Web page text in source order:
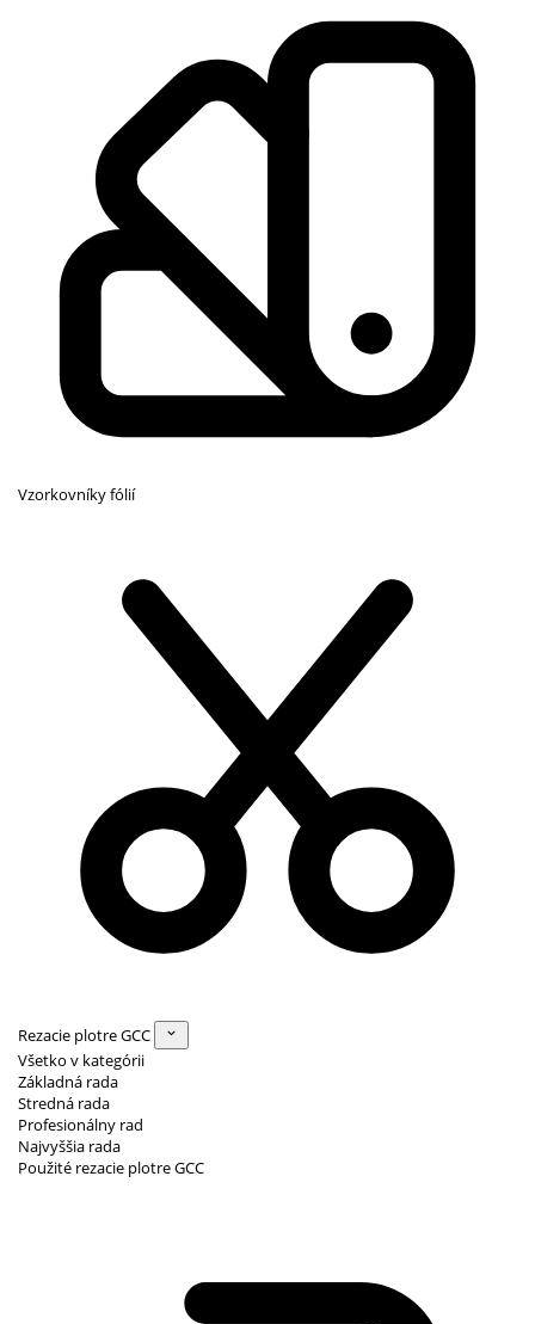
Vzorkovníky fólií
Rezacie plotre GCC
Všetko v kategórii
Základná rada
Stredná rada
Profesionálny rad
Najvyššia rada
Použité rezacie plotre GCC